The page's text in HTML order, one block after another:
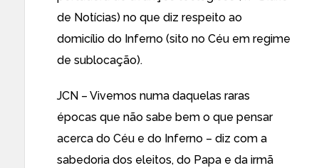
de Notícias) no que diz respeito ao
domicílio do Inferno (sito no Céu em regime
de sublocação).
JCN – Vivemos numa daquelas raras
épocas que não sabe bem o que pensar
acerca do Céu e do Inferno – diz com a
sabedoria dos eleitos, do Papa e da irmã